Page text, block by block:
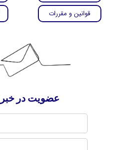
قوانین و مقررات